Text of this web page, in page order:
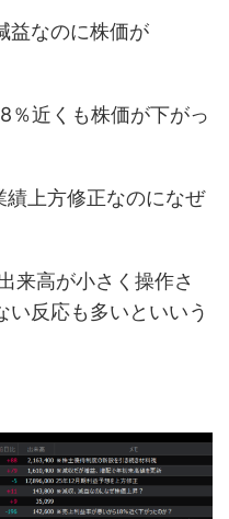
益なのに株価が
％近くも株価が下がっ
上方修正なのになぜ
来高が小さく操作さ
い反応も多いといいう